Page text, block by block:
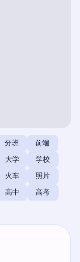
分班 前端
大学 学校
火车 照片
高中 高考